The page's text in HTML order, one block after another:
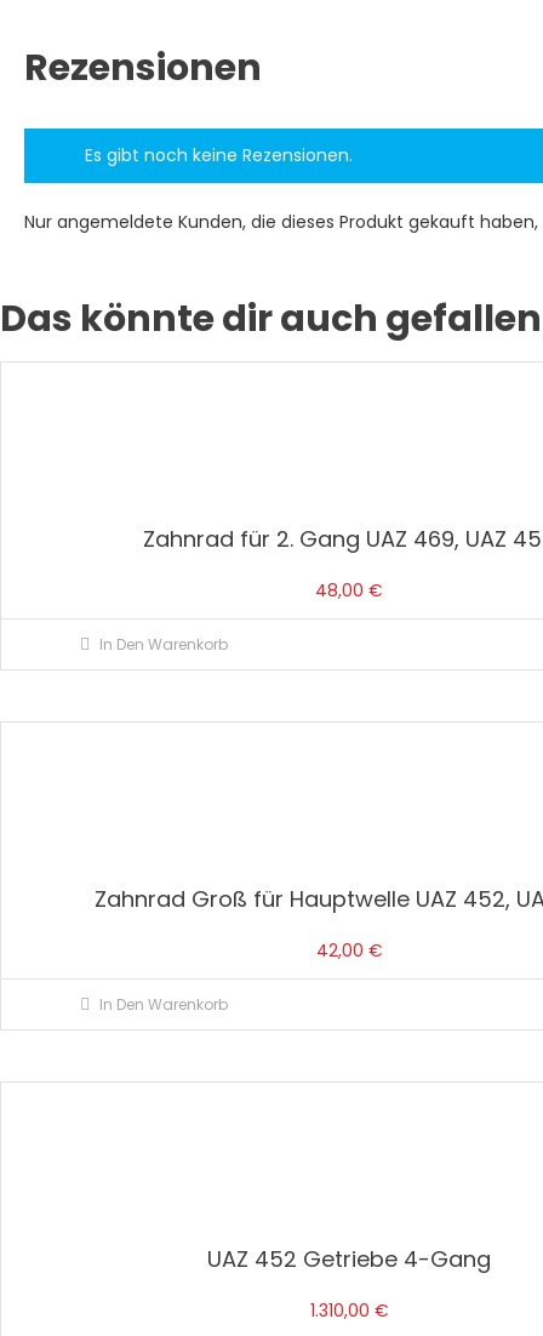
Rezensionen
Es gibt noch keine Rezensionen.
Nur angemeldete Kunden, die dieses Produkt gekauft
Das könnte dir auch
Zahnrad für 2. Gang UAZ 469, UAZ
48,00 €
In Den Warenkorb
Zahnrad Groß für Hauptwelle UAZ 452,
42,00 €
In Den Warenkorb
UAZ 452 Getriebe 4-Gang
1.310,00 €